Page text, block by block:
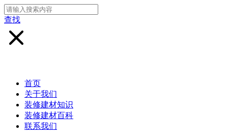
查找
首页
关于我们
装修建材知识
装修建材百科
联系我们